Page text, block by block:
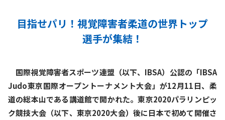
目指せパリ！視覚障害者柔道の世界トップ
選手が集結！
国際視覚障害者スポーツ連盟（以下、IBSA）公認の「IBSA
Judo東京国際オープントーナメント大会」が12月11日、柔
道の総本山である講道館で開かれた。東京2020パラリンピッ
ク競技大会（以下、東京2020大会）後に日本で初めて開催さ